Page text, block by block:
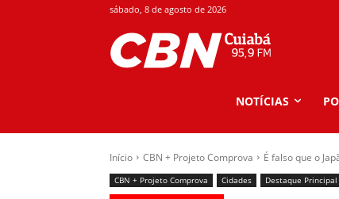
sábado, 8 de agosto de 2026
NOTÍCIAS
Início CBN + Projeto Comprova É falso que o
CBN + Projeto Comprova Cidades Destaque Principal